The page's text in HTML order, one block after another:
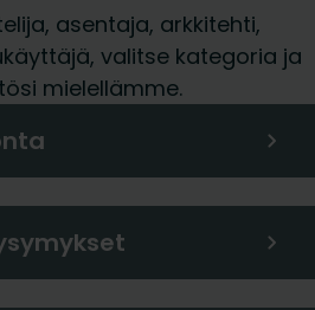
asentaja, arkkitehti,
valitse kategoria ja
mielellämme.